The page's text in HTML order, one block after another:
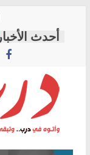
content
درب
وأتوه